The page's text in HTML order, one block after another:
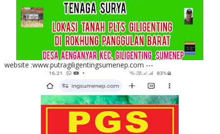
website :www.putragiligentingsumenep.com ---